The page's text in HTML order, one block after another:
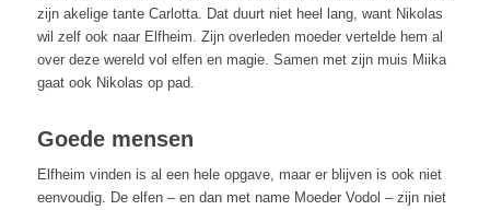
zijn akelige tante Carlotta. Dat duurt niet heel lang, want Nikolas
wil zelf ook naar Elfheim. Zijn overleden moeder vertelde hem al
over deze wereld vol elfen en magie. Samen met zijn muis Miika
gaat ook Nikolas op pad.
Goede mensen
Elfheim vinden is al een hele opgave, maar er blijven is ook niet
eenvoudig. De elfen – en dan met name Moeder Vodol – zijn niet